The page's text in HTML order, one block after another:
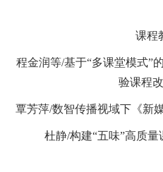
课程
程金润等/基于“多课堂模式”
验课程
覃芳萍/数智传播视域下 《新
杜静/构建“五味”高质